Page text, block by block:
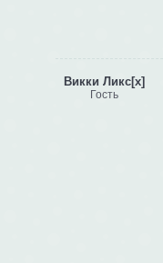
Викки Ликс[x]
Гость